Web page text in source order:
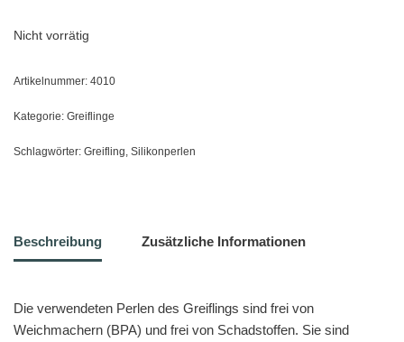
Nicht vorrätig
Artikelnummer: 4010
Kategorie: Greiflinge
Schlagwörter: Greifling, Silikonperlen
Beschreibung Zusätzliche Informationen
Die verwendeten Perlen des Greiflings sind frei von
Weichmachern (BPA) und frei von Schadstoffen. Sie sind